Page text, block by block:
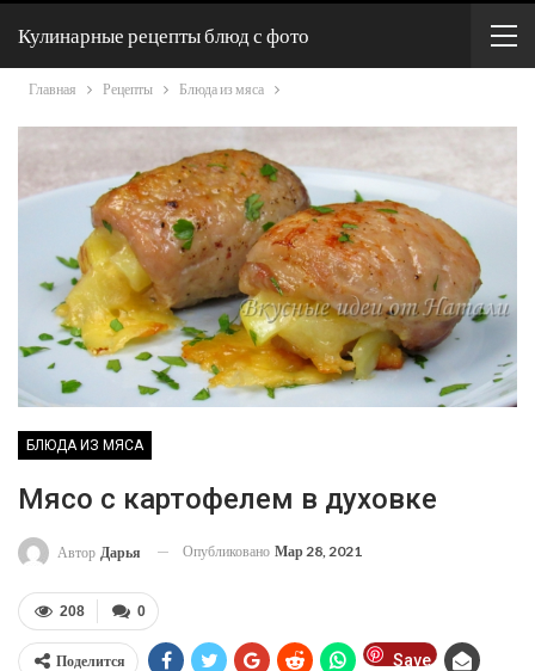
Кулинарные рецепты блюд с фото
Главная Рецепты Блюда из мяса
БЛЮДА ИЗ МЯСА
Мясо с картофелем в духовке
Автор Дарья Опубликовано Мар 28, 2021
0
208
Поделится Save